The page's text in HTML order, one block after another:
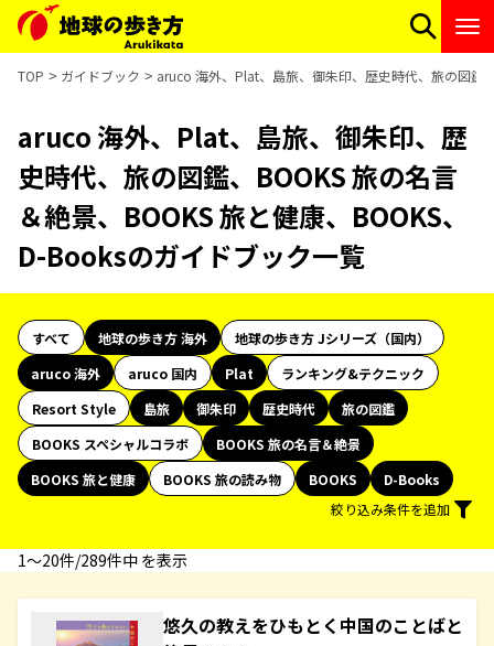
TOP ガイドブック aruco 海外、Plat、島旅、御朱印、歴史時代、旅の図鑑
aruco 海外、Plat、島旅、御朱印、歴
史時代、旅の図鑑、BOOKS 旅の名言
＆絶景、BOOKS 旅と健康、BOOKS、
D-Booksのガイドブック一覧
すべて 地球の歩き方 海外
地球の歩き方 Jシリーズ（国内）
aruco 海外
aruco 国内 Plat
ランキング&テクニック
Resort Style
島旅 御朱印 歴史時代
旅の図鑑
BOOKS スペシャルコラボ
BOOKS 旅の名言＆絶景
BOOKS 旅と健康
BOOKS 旅の読み物 BOOKS
D-Books
絞り込み条件を追加
1〜20件/289件中 を表示
悠久の教えをひもとく中国のことばと